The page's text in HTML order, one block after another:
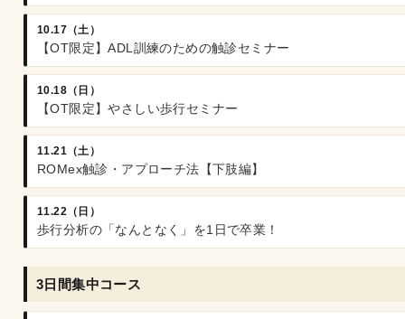
10.17（土）
【OT限定】ADL訓練のための触診セミナー
10.18（日）
【OT限定】やさしい歩行セミナー
11.21（土）
ROMex触診・アプローチ法【下肢編】
11.22（日）
歩行分析の「なんとなく」を1日で卒業！
3日間集中コース